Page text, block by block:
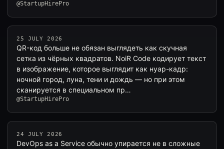
@StartupHirePro
25 JULY 2026
QR-код больше не обязан выглядеть как скучная
сетка из чёрных квадратов. NoiR Code кодирует текст
в изображение, которое выглядит как нуар-кадр:
ночной город, луна, тени и дождь — но при этом
сканируется в специальном пр…
@StartupHirePro
24 JULY 2026
DevOps as a Service обычно упирается не в сложные